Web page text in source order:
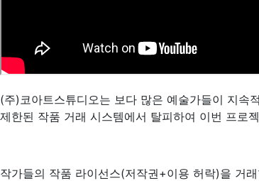
(주)코아트스튜디오는 보다 많은 예술가들이 지속
제한된 작품 거래 시스템에서 탈피하여 이번 프로
작가들의 작품 라이선스(저작권+이용 허락)을 거